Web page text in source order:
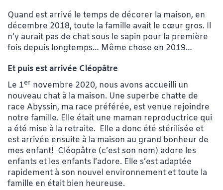
Quand est arrivé le temps de décorer la maison, en
décembre 2018, toute la famille avait le cœur gros. Il
n’y aurait pas de chat sous le sapin pour la première
fois depuis longtemps… Même chose en 2019…
Et puis est arrivée Cléopâtre
Le 1er novembre 2020, nous avons accueilli un
nouveau chat à la maison. Une superbe chatte de
race Abyssin, ma race préférée, est venue rejoindre
notre famille. Elle était une maman reproductrice qui
a été mise à la retraite. Elle a donc été stérilisée et
est arrivée ensuite à la maison au grand bonheur de
mes enfant! Cléopâtre (c’est son nom) adore les
enfants et les enfants l’adore. Elle s’est adaptée
rapidement à son nouvel environnement et toute la
famille en était bien heureuse.